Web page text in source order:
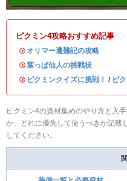
ピクミン4攻略おすすめ記事
・ オリマー遭難記の攻略
・葉っぱ仙人の挑戦状
・ ピクミンクイズに挑戦！ / ピ
ピクミン4の資材集めのやり方と入
か、どれに優先して使うべきか記載
してください。